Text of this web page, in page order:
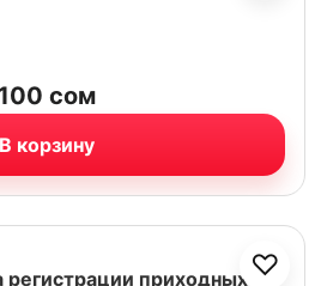
100 сом
В корзину
♡
приходных и